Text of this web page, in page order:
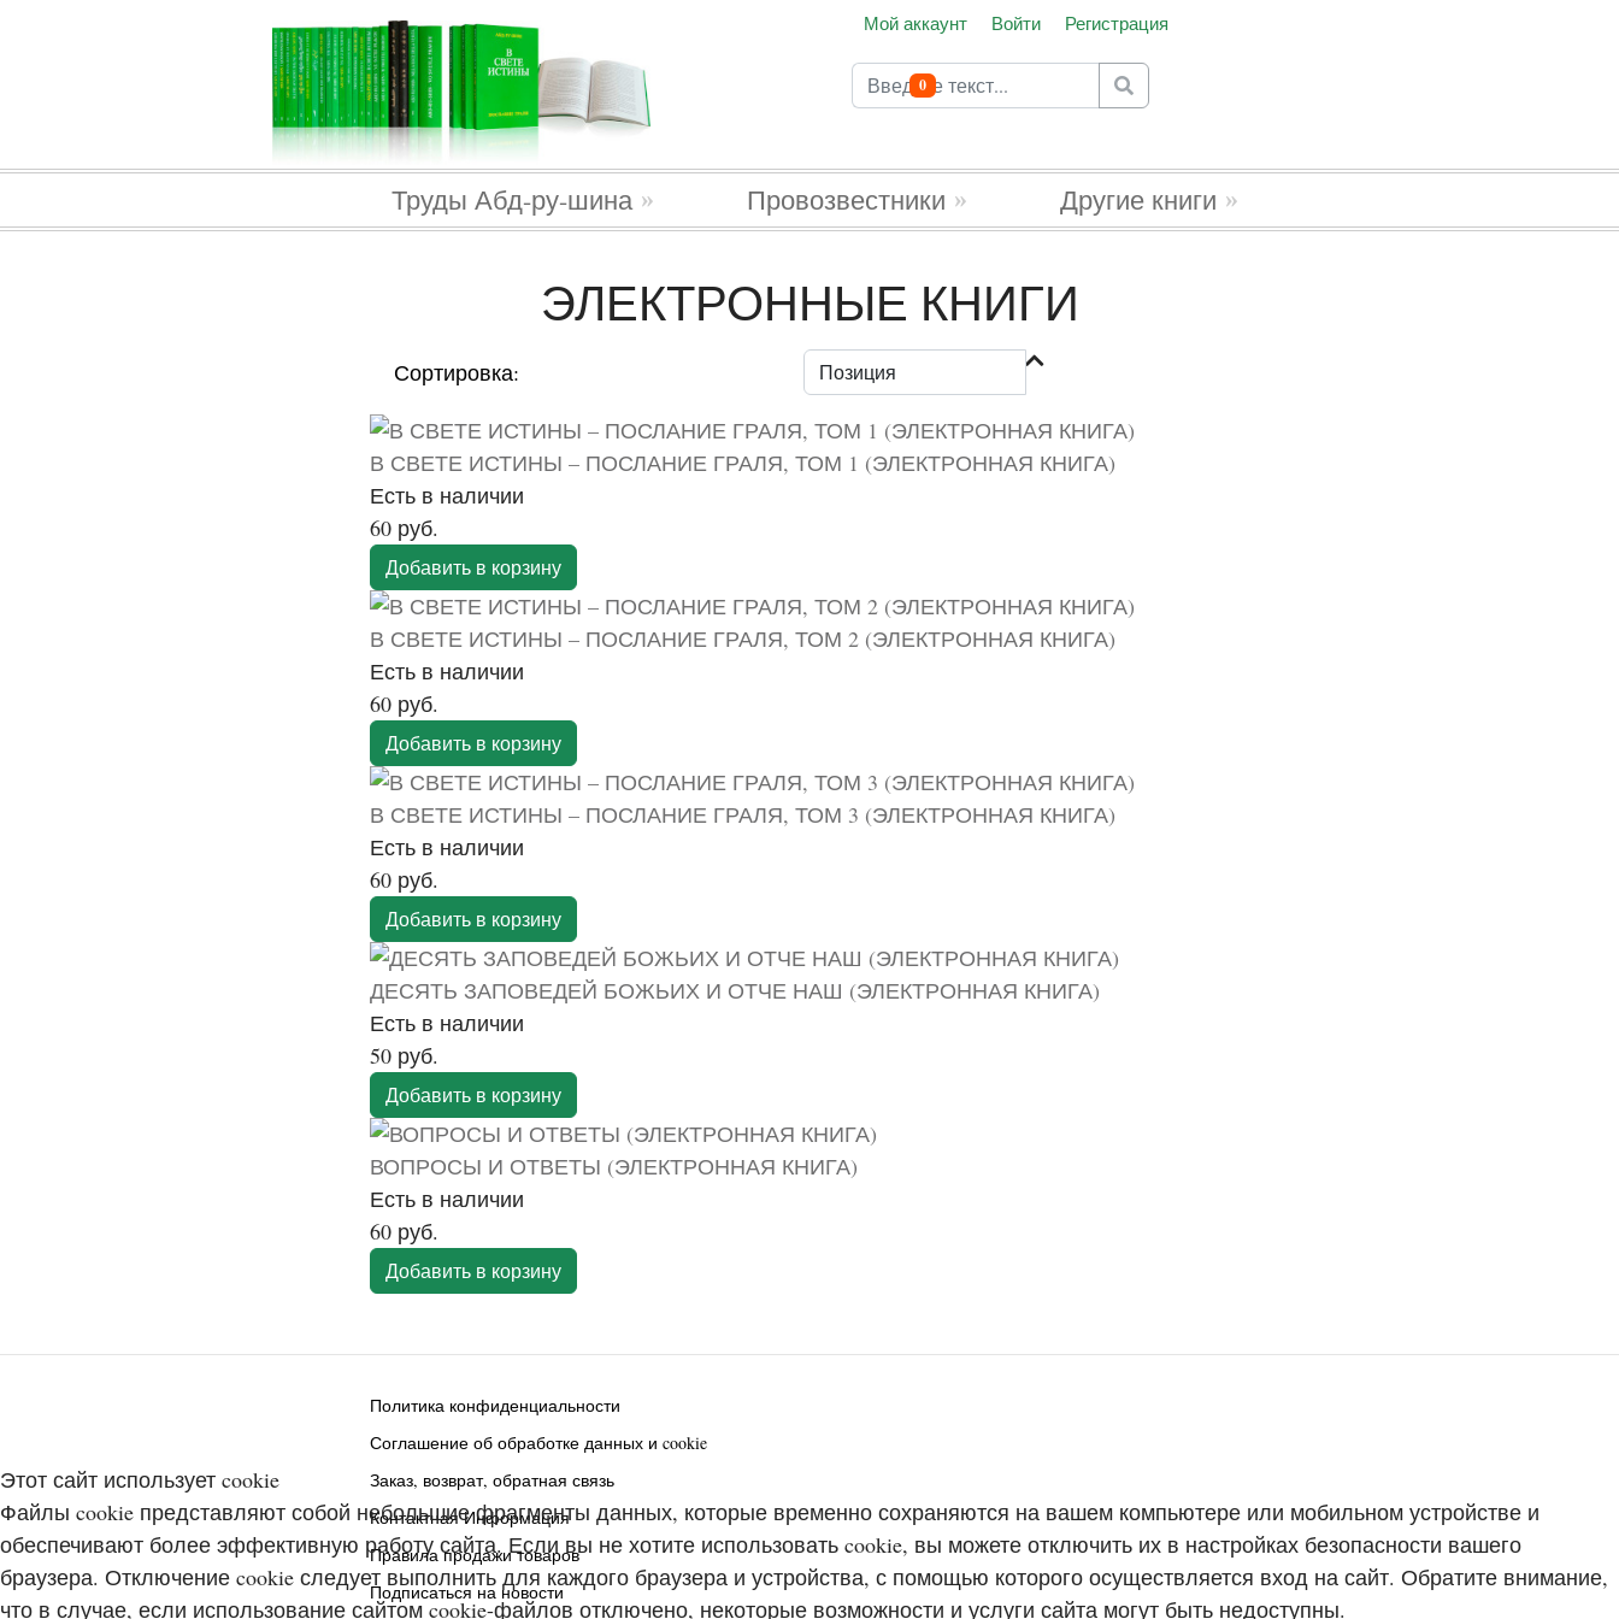
Мой аккаунт Войти Регистрация
Поиск 0В корзину
Труды Абд-ру-шина Провозвестники Другие книги
ЭЛЕКТРОННЫЕ КНИГИ
Сортировка:
В СВЕТЕ ИСТИНЫ – ПОСЛАНИЕ ГРАЛЯ, ТОМ 1 (ЭЛЕКТРОННАЯ КНИГА)
Есть в наличии
60 руб.
Добавить в корзину
В СВЕТЕ ИСТИНЫ – ПОСЛАНИЕ ГРАЛЯ, ТОМ 2 (ЭЛЕКТРОННАЯ КНИГА)
Есть в наличии
60 руб.
Добавить в корзину
В СВЕТЕ ИСТИНЫ – ПОСЛАНИЕ ГРАЛЯ, ТОМ 3 (ЭЛЕКТРОННАЯ КНИГА)
Есть в наличии
60 руб.
Добавить в корзину
ДЕСЯТЬ ЗАПОВЕДЕЙ БОЖЬИХ И ОТЧЕ НАШ (ЭЛЕКТРОННАЯ КНИГА)
Есть в наличии
50 руб.
Добавить в корзину
ВОПРОСЫ И ОТВЕТЫ (ЭЛЕКТРОННАЯ КНИГА)
Есть в наличии
60 руб.
Добавить в корзину
Политика конфиденциальности
Соглашение об обработке данных и cookie
Заказ, возврат, обратная связь
Контактная Информация
Правила продажи товаров
Подписаться на новости
Этот сайт использует cookie
Файлы cookie представляют собой небольшие фрагменты данных, которые временно сохраняются на вашем компьютере или мобильном устройстве и
обеспечивают более эффективную работу сайта. Если вы не хотите использовать cookie, вы можете отключить их в настройках безопасности вашего
браузера. Отключение cookie следует выполнить для каждого браузера и устройства, с помощью которого осуществляется вход на сайт. Обратите внимание,
что в случае, если использование сайтом cookie-файлов отключено, некоторые возможности и услуги сайта могут быть недоступны.